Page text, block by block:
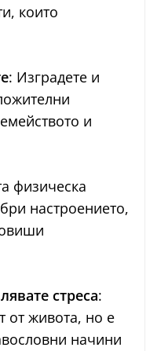
които
: Изградете и
и
физическа
настроението,
стреса:
от живота, но е
начини